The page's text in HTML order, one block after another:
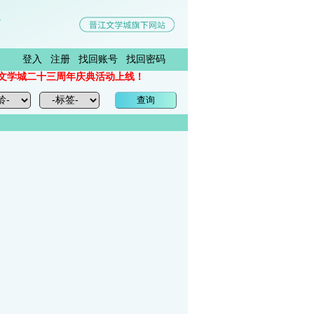
登入 注册 找回账号
找回密码
二十三周年庆典活动上线！